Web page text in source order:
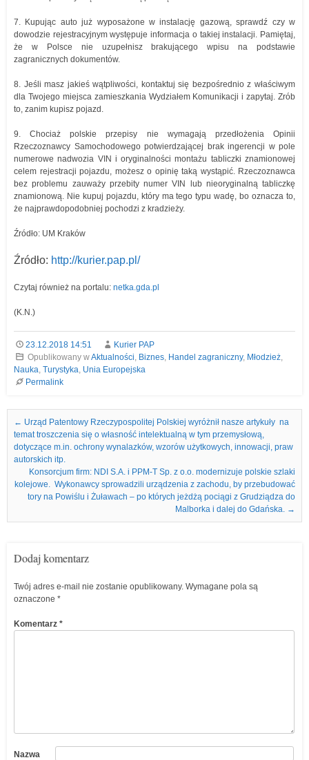
7. Kupując auto już wyposażone w instalację gazową, sprawdź czy w
dowodzie rejestracyjnym występuje informacja o takiej instalacji. Pamiętaj,
że w Polsce nie uzupełnisz brakującego wpisu na podstawie
zagranicznych dokumentów.
8. Jeśli masz jakieś wątpliwości, kontaktuj się bezpośrednio z właściwym
dla Twojego miejsca zamieszkania Wydziałem Komunikacji i zapytaj. Zrób
to, zanim kupisz pojazd.
9. Chociaż polskie przepisy nie wymagają przedłożenia Opinii
Rzeczoznawcy Samochodowego potwierdzającej brak ingerencji w pole
numerowe nadwozia VIN i oryginalności montażu tabliczki znamionowej
celem rejestracji pojazdu, możesz o opinię taką wystąpić. Rzeczoznawca
bez problemu zauważy przebity numer VIN lub nieoryginalną tabliczkę
znamionową. Nie kupuj pojazdu, który ma tego typu wadę, bo oznacza to,
że najprawdopodobniej pochodzi z kradzieży.
Źródło: UM Kraków
Źródło: http://kurier.pap.pl/
Czytaj również na portalu: netka.gda.pl
(K.N.)
23.12.2018 14:51
Kurier PAP
Opublikowany wAktualności, Biznes, Handel zagraniczny, Młodzież,
Nauka, Turystyka, Unia Europejska
Permalink
Nawigacja we wpisach
← Urząd Patentowy Rzeczypospolitej Polskiej wyróżnił nasze artykuły na
temat troszczenia się o własność intelektualną w tym przemysłową,
dotyczące m.in. ochrony wynalazków, wzorów użytkowych, innowacji, praw
autorskich itp.
Konsorcjum firm: NDI S.A. i PPM-T Sp. z o.o. modernizuje polskie szlaki
kolejowe. Wykonawcy sprowadzili urządzenia z zachodu, by przebudować
tory na Powiślu i Żuławach – po których jeżdżą pociągi z Grudziądza do
Malborka i dalej do Gdańska. →
Dodaj komentarz
Twój adres e-mail nie zostanie opublikowany. Wymagane pola są
oznaczone *
Komentarz *
Nazwa